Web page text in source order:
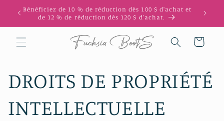
passer
contenu
Bénéficiez de 10 % de réduction dès 100 $ d'achat et
de 12 % de réduction dès 120 $ d'achat.
Panier
DROITS DE PROPRIÉTÉ
INTELLECTUELLE